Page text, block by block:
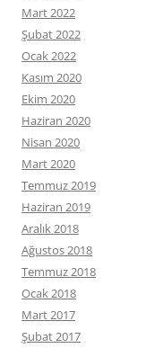
Mart 2022
Şubat 2022
Ocak 2022
Kasım 2020
Ekim 2020
Haziran 2020
Nisan 2020
Mart 2020
Temmuz 2019
Haziran 2019
Aralık 2018
Ağustos 2018
Temmuz 2018
Ocak 2018
Mart 2017
Şubat 2017